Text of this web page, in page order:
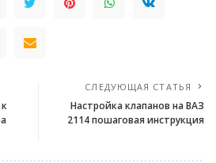
СЛЕДУЮЩАЯ СТАТЬЯ
Настройка клапанов на ВАЗ
2114 пошаговая инструкция